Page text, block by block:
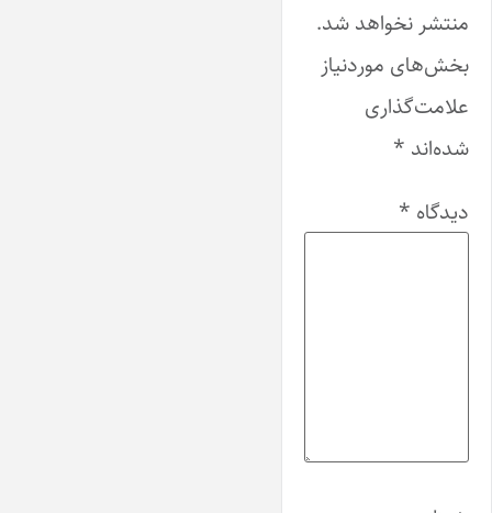
منتشر نخواهد شد.
بخش‌های موردنیاز
علامت‌گذاری
شده‌اند *
دیدگاه *